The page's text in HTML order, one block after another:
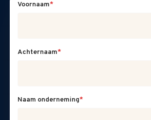
Voornaam*
Achternaam*
Naam onderneming*